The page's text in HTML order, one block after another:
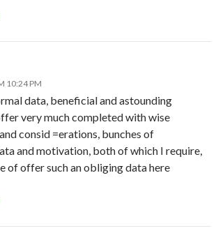
10:24 PM
data, beneficial and astounding
very much completed with wise
consid =erations, bunches of
and motivation, both of which I require,
of offer such an obliging data here